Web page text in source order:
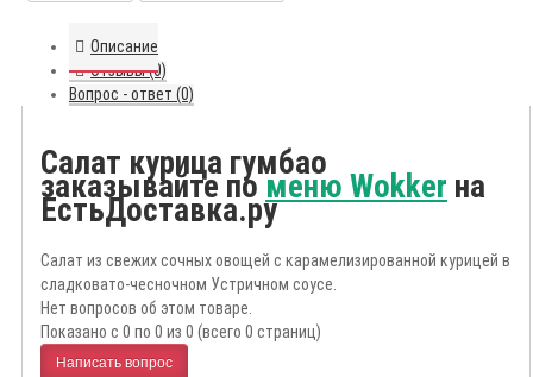
Описание
Отзывы (0)
Вопрос - ответ (0)
Салат курица гумбао
заказывайте поменю Wokker на
ЕстьДоставка.ру
Салат из свежих сочных овощей с карамелизированной курицей в
сладковато-чесночном Устричном соусе.
Нет вопросов об этом товаре.
Показано с 0 по 0 из 0 (всего 0 страниц)
Написать вопрос